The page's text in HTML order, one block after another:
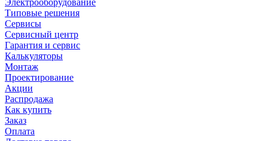
Электрооборудование
Типовые решения
Сервисы
Сервисный центр
Гарантия и сервис
Калькуляторы
Монтаж
Проектирование
Акции
Распродажа
Как купить
Заказ
Оплата